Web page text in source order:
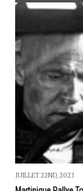
JUILLET 22ND, 2023